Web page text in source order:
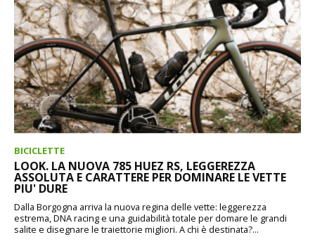
BICICLETTE
LOOK. LA NUOVA 785 HUEZ RS, LEGGEREZZA
ASSOLUTA E CARATTERE PER DOMINARE LE VETTE
PIU' DURE
Dalla Borgogna arriva la nuova regina delle vette: leggerezza
estrema, DNA racing e una guidabilità totale per domare le grandi
salite e disegnare le traiettorie migliori. A chi è destinata?...